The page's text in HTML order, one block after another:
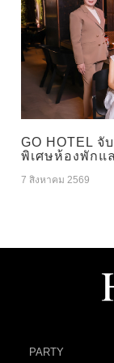
GO HOTEL
พิเศษห้องพักแ
7 สิงหาคม 2569
PARTY